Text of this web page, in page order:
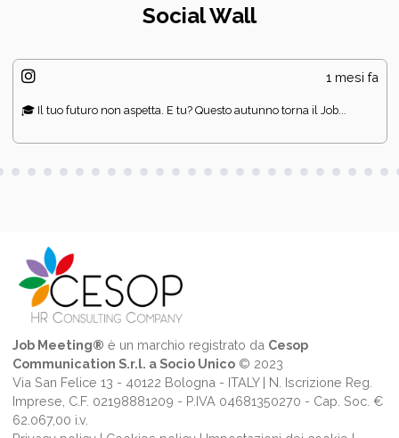
Social Wall
1 mesi fa
🎓 Il tuo futuro non aspetta. E tu? Questo autunno torna il Job...
Job Meeting® è un marchio registrato da Cesop
Communication S.r.l. a Socio Unico© 2023
Via San Felice 13 - 40122 Bologna - ITALY | N. Iscrizione Reg.
Imprese, C.F. 02198881209 - P.IVA 04681350270 - Cap. Soc. €
62.067,00 i.v.